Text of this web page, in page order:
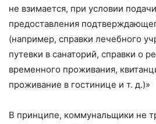
не взимается, при условии
предоставления
(например, справки лечебного
путевки в санаторий, справки о
временного проживания,
проживание в гостинице и т. д.)»
В принципе, коммунальщики не